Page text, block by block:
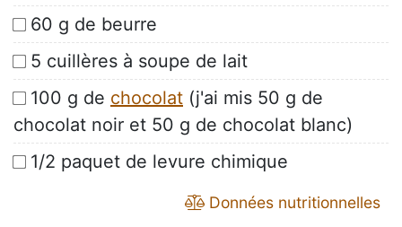
60 g de beurre
5 cuillères à soupe de lait
100 g de chocolat (j'ai mis 50 g de
chocolat noir et 50 g de chocolat blanc)
1/2 paquet de levure chimique
Données nutritionnelles